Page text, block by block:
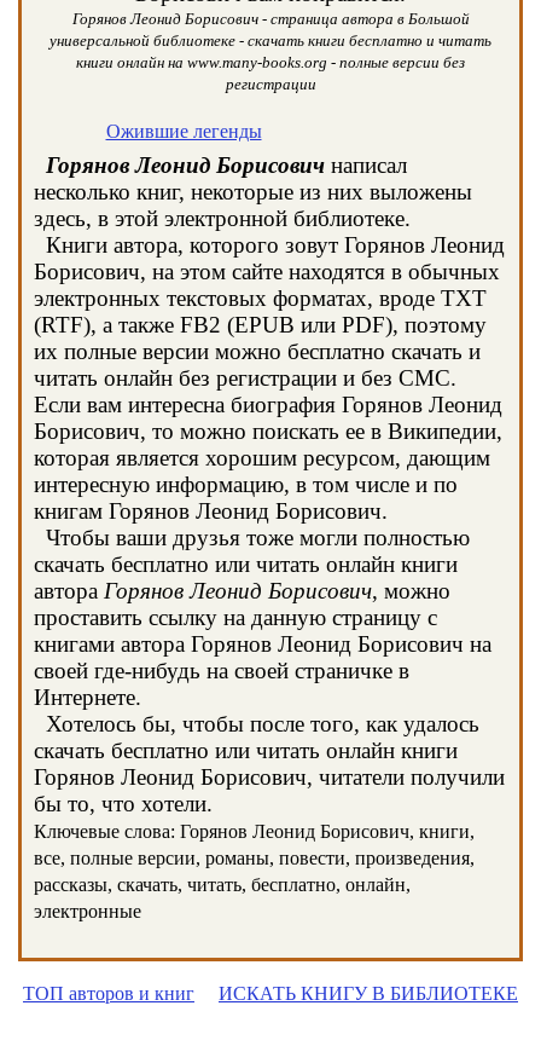
Горянов Леонид Борисович - страница автора в Большой
универсальной библиотеке - скачать книги бесплатно и читать
книги онлайн на www.many-books.org - полные версии без
регистрации
Ожившие легенды
Горянов Леонид Борисович написал
несколько книг, некоторые из них выложены
здесь, в этой электронной библиотеке.
Книги автора, которого зовут Горянов Леонид
Борисович, на этом сайте находятся в обычных
электронных текстовых форматах, вроде TXT
(RTF), а также FB2 (EPUB или PDF), поэтому
их полные версии можно бесплатно скачать и
читать онлайн без регистрации и без СМС.
Если вам интересна биография Горянов Леонид
Борисович, то можно поискать ее в Википедии,
которая является хорошим ресурсом, дающим
интересную информацию, в том числе и по
книгам Горянов Леонид Борисович.
Чтобы ваши друзья тоже могли полностью
скачать бесплатно или читать онлайн книги
автора Горянов Леонид Борисович, можно
проставить ссылку на данную страницу с
книгами автора Горянов Леонид Борисович на
своей где-нибудь на своей страничке в
Интернете.
Хотелось бы, чтобы после того, как удалось
скачать бесплатно или читать онлайн книги
Горянов Леонид Борисович, читатели получили
бы то, что хотели.
Ключевые слова: Горянов Леонид Борисович, книги,
все, полные версии, романы, повести, произведения,
рассказы, скачать, читать, бесплатно, онлайн,
электронные
ТОП авторов и книг ИСКАТЬ КНИГУ В БИБЛИОТЕКЕ